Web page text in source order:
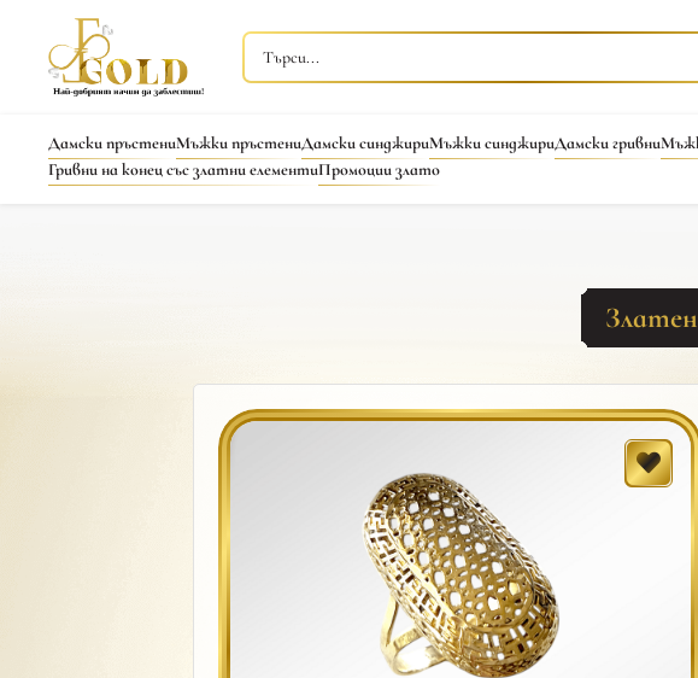
Дамски пръстениМъжки пръстениДамски синджириМъжки синджириДамски гривни
Гривни на конец със златни елементиПромоции злато